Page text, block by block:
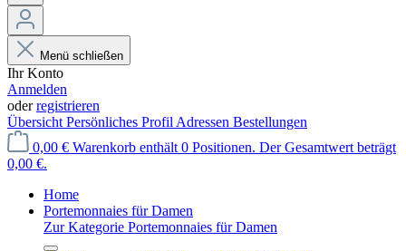
Menü schließen
Ihr Konto
Anmelden
oderregistrieren
Übersicht Persönliches Profil Adressen Bestellungen
0,00 € Warenkorb enthält 0 Positionen. Der Gesamtwert beträgt
0,00 €.
Home
Portemonnaies für Damen
Zur Kategorie Portemonnaies für Damen